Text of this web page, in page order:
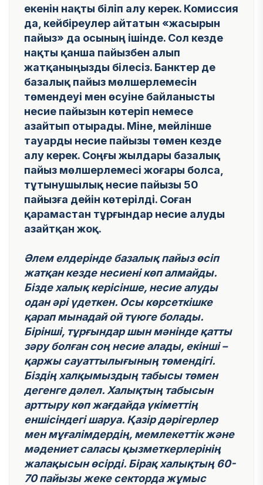
екенін нақты біліп алу керек. Комиссия
да, кейбіреулер айтатын «жасырын
пайыз» да осының ішінде. Сол кезде
нақты қанша пайызбен алып
жатқаныңызды білесіз. Банктер де
базалық пайыз мөлшерлемесін
төмендеуі мен өсуіне байланысты
несие пайызын көтеріп немесе
азайтып отырады. Міне, мейлінше
тауарды несие пайызы төмен кезде
алу керек. Соңғы жылдары базалық
пайыз мөлшерлемесі жоғары болса,
тұтынушылық несие пайызы 50
пайызға дейін көтерілді. Соған
қарамастан тұрғындар несие алуды
азайтқан жоқ.
Әлем елдерінде базалық пайыз өсіп
жатқан кезде несиені көп алмайды.
Бізде халық керісінше, несие алуды
одан әрі үдеткен. Осы көрсеткішке
қарап мынадай ой түюге болады.
Бірінші, тұрғындар шын мәнінде қатты
зәру болған соң несие алады, екінші –
қаржы сауаттылығының төмендігі.
Біздің халқымыздың табысы төмен
дегенге дәлел. Халықтың табысын
арттыру көп жағдайда үкіметтің
еншісіндегі шаруа. Қазір дәрігерлер
мен мұғалімдердің, мемлекеттік және
мәдениет саласы қызметкерлерінің
жалақысын өсірді. Бірақ халықтың 60-
70 пайызы жеке секторда жұмыс